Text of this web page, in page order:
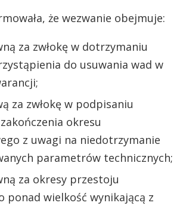
że wezwanie obejmuje:
za zwłokę w dotrzymaniu
do usuwania wad w
za zwłokę w podpisaniu
okresu
z uwagi na niedotrzymanie
parametrów technicznych;
za okresy przestoju
ponad wielkość wynikającą z